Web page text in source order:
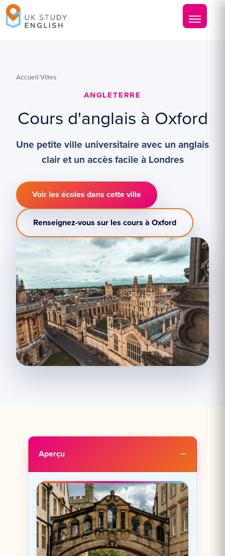
Accueil/Villes
ANGLETERRE
Cours d'anglais à Oxford
Une petite ville universitaire avec un anglais
clair et un accès facile à Londres
Voir les écoles dans cette ville
Renseignez-vous sur les cours à Oxford
Aperçu